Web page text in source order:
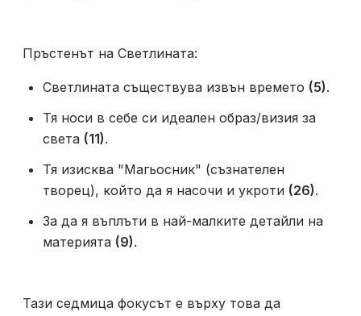
Пръстенът на Светлината:
Светлината съществува извън времето (5).
Тя носи в себе си идеален образ/визия за
света (11).
Тя изисква "Магьосник" (съзнателен
творец), който да я насочи и укроти (26).
За да я въплъти в най-малките детайли на
материята (9).
Тази седмица фокусът е върху това да